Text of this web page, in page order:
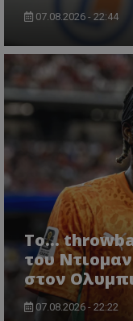
07.08.2026 - 22:44
Το...
του
στον
07.08.2026 - 22:22